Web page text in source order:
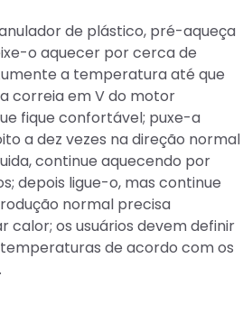
de plástico, pré-aqueça
o aquecer por cerca de
a temperatura até que
correia em V do motor
fique confortável; puxe-a
a dez vezes na direção normal
continue aquecendo por
depois ligue-o, mas continue
normal precisa
calor; os usuários devem definir
de acordo com os